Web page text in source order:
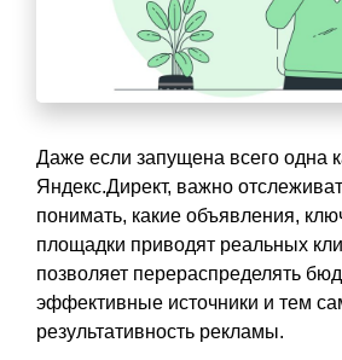
Даже если запущена всего одна
Яндекс.Директ, важно
понимать, какие объявления,
площадки приводят реальных
позволяет перераспределять
эффективные источники и тем
результативность рекламы.